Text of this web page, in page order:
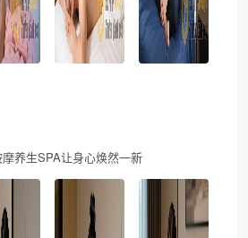
养生SPA让身心焕然一新